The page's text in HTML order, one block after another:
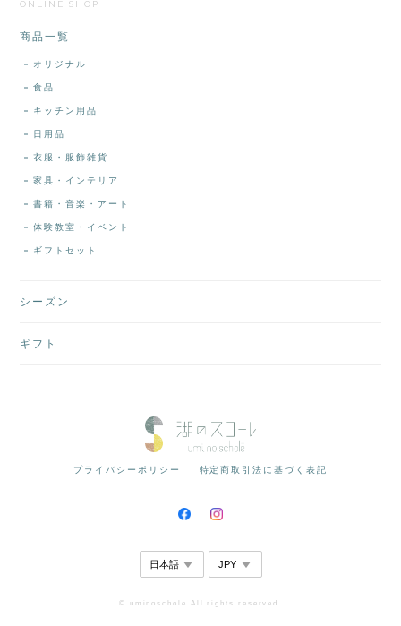
ONLINE SHOP
商品一覧
オリジナル
食品
キッチン用品
日用品
衣服・服飾雑貨
家具・インテリア
書籍・音楽・アート
体験教室・イベント
ギフトセット
シーズン
ギフト
プライバシーポリシー 特定商取引法に基づく表記
© uminoschole All rights reserved.